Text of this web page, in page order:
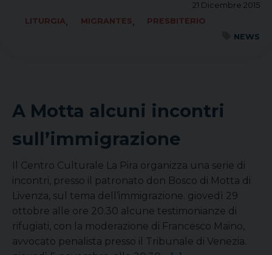
21 Dicembre 2015
LITURGIA, MIGRANTES,
PRESBITERIO
NEWS
A Motta alcuni incontri
sull’immigrazione
Il Centro Culturale La Pira organizza una serie di
incontri, presso il patronato don Bosco di Motta di
Livenza, sul tema dell’immigrazione. giovedì 29
ottobre alle ore 20.30 alcune testimonianze di
rifugiati, con la moderazione di Francesco Maino,
avvocato penalista presso il Tribunale di Venezia.